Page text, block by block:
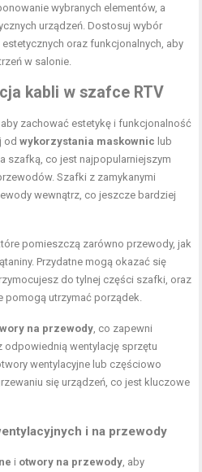
wybranych elementów, a
urządzeń. Dostosuj wybór
oraz funkcjonalnych, aby
w salonie.
kabli w szafce RTV
zachować estetykę i funkcjonalność
odwykorzystania maskownic lub
szafką, co jest najpopularniejszym
Szafki z zamykanymi
wewnątrz, co jeszcze bardziej
pomieszczą zarówno przewody, jak
Przydatne mogą okazać się
do tylnej części szafki, oraz
utrzymać porządek.
na przewody , co zapewni
wentylację sprzętu
wentylacyjne lub częściowo
się urządzeń, co jest kluczowe
i na przewody
i otwory na przewody , aby